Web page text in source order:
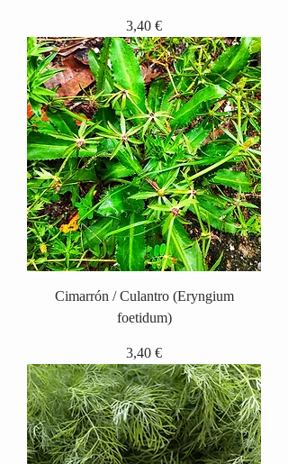
Precio
3,40 €
Cimarrón / Culantro (Eryngium
foetidum)
Precio
3,40 €